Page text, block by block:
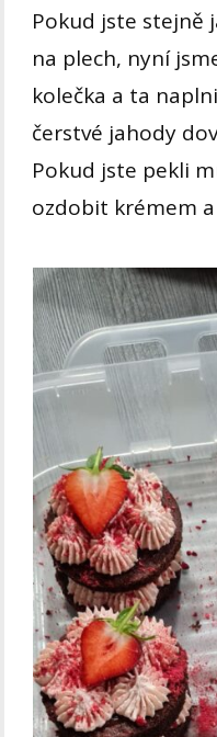
Pokud jste stejně
na plech, nyní
kolečka a ta
čerstvé jahody
Pokud jste pekli
ozdobit krémem